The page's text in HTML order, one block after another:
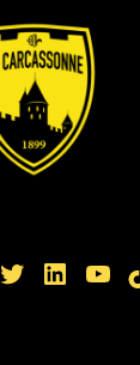
Twitter LinkedIn YouTube TikTok